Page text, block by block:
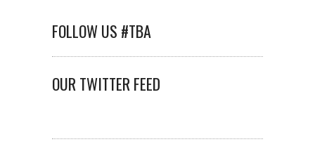
FOLLOW US #TBA
OUR TWITTER FEED